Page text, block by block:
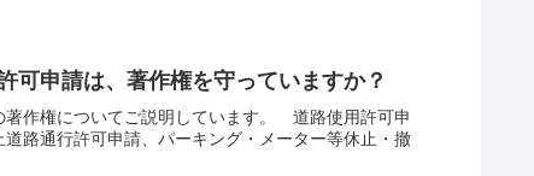
可申請は、著作権を守っていますか？
著作権についてご説明しています。 道路使用許可申
路通行許可申請、パーキング・メーター等休止・撤